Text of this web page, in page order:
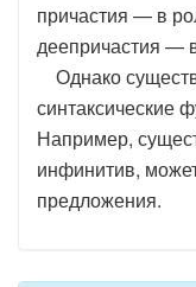
причастия — в
деепричастия —
Однако
синтаксические
Например,
инфинитив,
предложения.